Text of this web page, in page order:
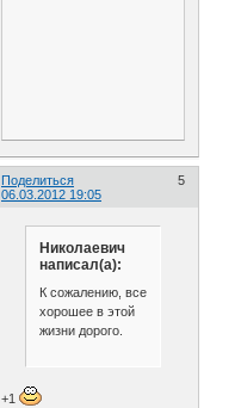
Поделиться
5
06.03.2012 19:05
Николаевич
написал(а):
К сожалению, все
хорошее в этой
жизни дорого.
+1